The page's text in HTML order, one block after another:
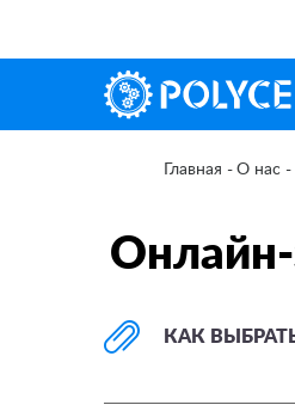
Главная О нас
Онлайн-
КАК